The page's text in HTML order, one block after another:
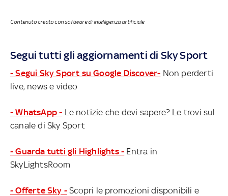
Contenuto creato con software di intelligenza artificiale
Segui tutti gli aggiornamenti di Sky Sport
- Segui Sky Sport su Google Discover- Non perderti
live, news e video
- WhatsApp - Le notizie che devi sapere? Le trovi sul
canale di Sky Sport
- Guarda tutti gli Highlights - Entra in
SkyLightsRoom
- Offerte Sky - Scopri le promozioni disponibili e